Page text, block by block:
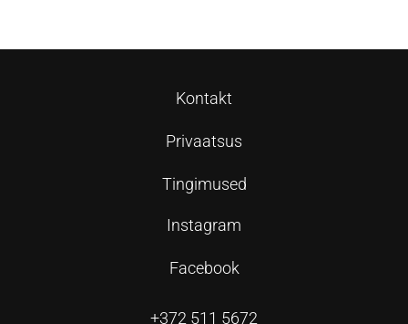
Kontakt
Privaatsus
Tingimused
Instagram
Facebook
+372 511 5672